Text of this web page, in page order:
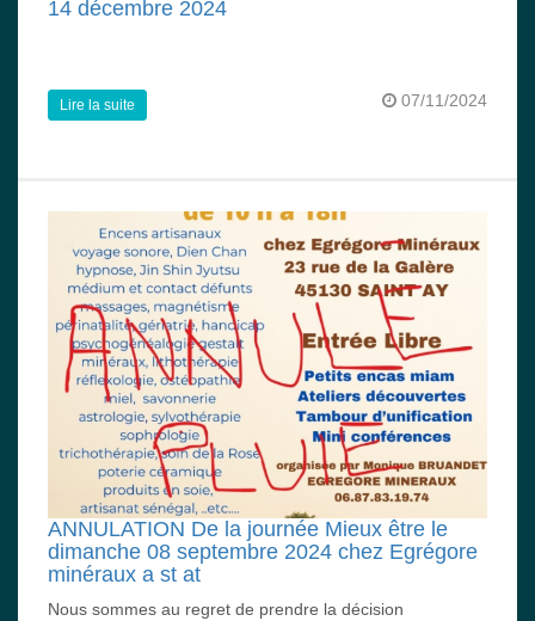
14 décembre 2024
07/11/2024
Lire la suite
ANNULATION De la journée Mieux être le
dimanche 08 septembre 2024 chez Egrégore
minéraux a st at
Nous sommes au regret de prendre la décision